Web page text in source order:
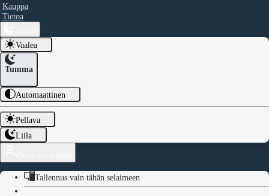
Kauppa
Tietoa
Vaalea
Tumma
Automaattinen
Pellava
Liila
Tallennus vain tähän selaimeen